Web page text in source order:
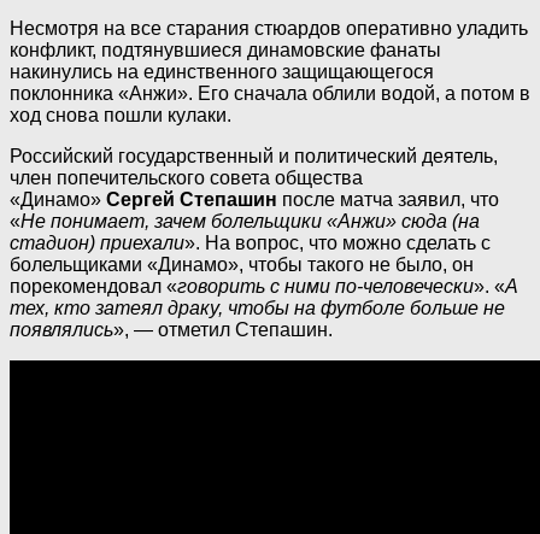
Несмотря на все старания стюардов оперативно уладить
конфликт, подтянувшиеся динамовские фанаты
накинулись на единственного защищающегося
поклонника «Анжи». Его сначала облили водой, а потом в
ход снова пошли кулаки.
Российский государственный и политический деятель,
член попечительского совета общества
«Динамо» Сергей Степашин после матча заявил, что
«Не понимает, зачем болельщики «Анжи» сюда (на
стадион) приехали». На вопрос, что можно сделать с
болельщиками «Динамо», чтобы такого не было, он
порекомендовал «говорить с ними по-человечески». «А
тех, кто затеял драку, чтобы на футболе больше не
появлялись», — отметил Степашин.